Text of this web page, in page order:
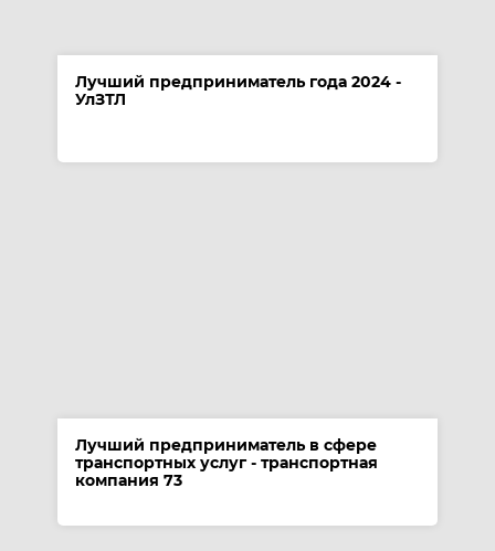
Лучший предприниматель года 2024 -
УлЗТЛ
Лучший предприниматель в сфере
транспортных услуг - транспортная
компания 73